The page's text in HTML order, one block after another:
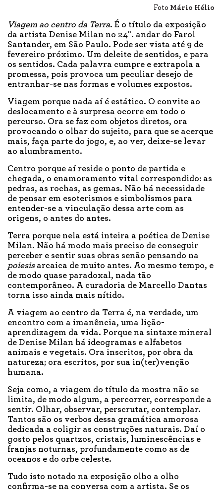
Foto Mário Hélio
Viagem ao centro da Terra. É o título da exposição
da artista Denise Milan no 24º. andar do Farol
Santander, em São Paulo. Pode ser vista até 9 de
fevereiro próximo. Um deleite de sentidos, e para
os sentidos. Cada palavra cumpre e extrapola a
promessa, pois provoca um peculiar desejo de
entranhar-se nas formas e volumes expostos.
Viagem porque nada aí é estático. O convite ao
deslocamento e à surpresa ocorre em todo o
percurso. Ora se faz com objetos diretos, ora
provocando o olhar do sujeito, para que se acerque
mais, faça parte do jogo, e, ao ver, deixe-se levar
ao alumbramento.
Centro porque aí reside o ponto de partida e
chegada, o enamoramento vital correspondido: as
pedras, as rochas, as gemas. Não há necessidade
de pensar em esoterismos e simbolismos para
entender-se a vinculação dessa arte com as
origens, o antes do antes.
Terra porque nela está inteira a poética de Denise
Milan. Não há modo mais preciso de conseguir
perceber e sentir suas obras senão pensando na
poiesisarcaica de muito antes. Ao mesmo tempo, e
de modo quase paradoxal, nada tão
contemporâneo. A curadoria de Marcello Dantas
torna isso ainda mais nítido.
A viagem ao centro da Terra é, na verdade, um
encontro com a imanência, uma lição-
aprendizagem da vida. Porque na sintaxe mineral
de Denise Milan há ideogramas e alfabetos
animais e vegetais. Ora inscritos, por obra da
natureza; ora escritos, por sua in(ter)venção
humana.
Seja como, a viagem do título da mostra não se
limita, de modo algum, a percorrer, corresponde a
sentir. Olhar, observar, perscrutar, contemplar.
Tantos são os verbos dessa gramática amorosa
dedicada a coligir as construções naturais. Daí o
gosto pelos quartzos, cristais, luminescências e
franjas noturnas, profundamente como as de
oceanos e do orbe celeste.
Tudo isto notado na exposição olho a olho
confirma-se na conversa com a artista. Se os